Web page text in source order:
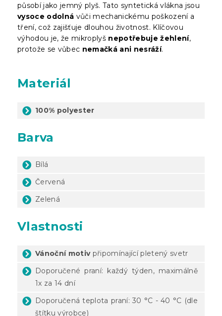
působí jako jemný plyš. Tato syntetická vlákna jsou
vysoce odolná vůči mechanickému poškození a
tření, což zajišťuje dlouhou životnost. Klíčovou
výhodou je, že mikroplyš nepotřebuje žehlení,
protože se vůbec nemačká ani nesráží.
Materiál
100% polyester
Barva
Bílá
Červená
Zelená
Vlastnosti
Vánoční motivpřipomínající pletený svetr
Doporučené praní: každý týden, maximálně
1x za 14 dní
Doporučená teplota praní: 30 °C - 40 °C (dle
štítku výrobce)